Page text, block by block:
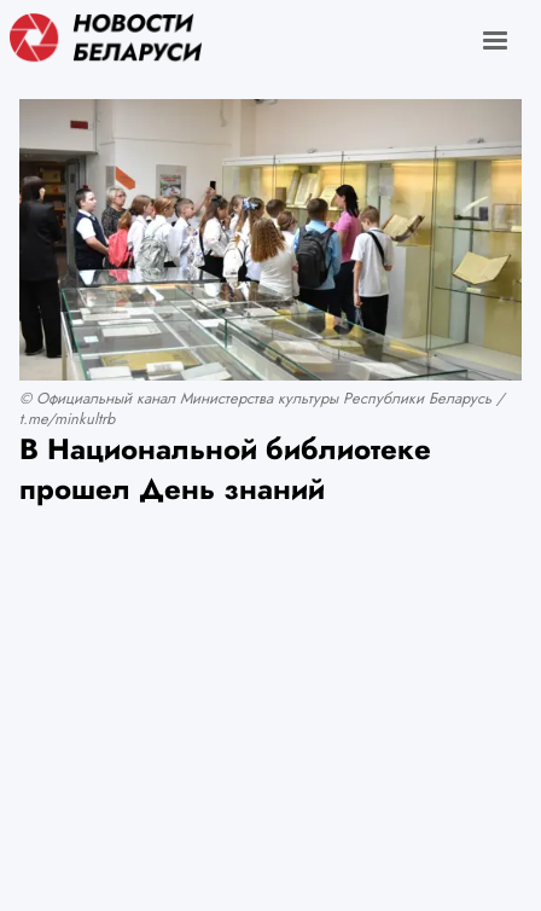
© Официальный канал Министерства культуры Республики Беларусь /
t.me/minkultrb
В Национальной библиотеке
прошел День знаний